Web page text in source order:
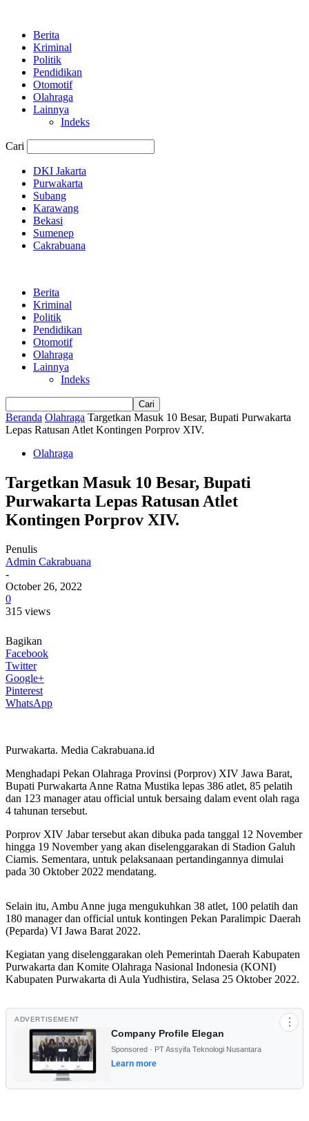
Berita
Kriminal
Politik
Pendidikan
Otomotif
Olahraga
Lainnya
Indeks
Cari
DKI Jakarta
Purwakarta
Subang
Karawang
Bekasi
Sumenep
Cakrabuana
Berita
Kriminal
Politik
Pendidikan
Otomotif
Olahraga
Lainnya
Indeks
Beranda Olahraga Targetkan Masuk 10 Besar, Bupati Purwakarta
Lepas Ratusan Atlet Kontingen Porprov XIV.
Olahraga
Targetkan Masuk 10 Besar, Bupati
Purwakarta Lepas Ratusan Atlet
Kontingen Porprov XIV.
Penulis
Admin Cakrabuana
-
October 26, 2022
0
315 views
Bagikan
Facebook
Twitter
Google+
Pinterest
WhatsApp
Purwakarta. Media Cakrabuana.id
Menghadapi Pekan Olahraga Provinsi (Porprov) XIV Jawa Barat,
Bupati Purwakarta Anne Ratna Mustika lepas 386 atlet, 85 pelatih
dan 123 manager atau official untuk bersaing dalam event olah raga
4 tahunan tersebut.
Porprov XIV Jabar tersebut akan dibuka pada tanggal 12 November
hingga 19 November yang akan diselenggarakan di Stadion Galuh
Ciamis. Sementara, untuk pelaksanaan pertandingannya dimulai
pada 30 Oktober 2022 mendatang.
Selain itu, Ambu Anne juga mengukuhkan 38 atlet, 100 pelatih dan
180 manager dan official untuk kontingen Pekan Paralimpic Daerah
(Peparda) VI Jawa Barat 2022.
Kegiatan yang diselenggarakan oleh Pemerintah Daerah Kabupaten
Purwakarta dan Komite Olahraga Nasional Indonesia (KONI)
Kabupaten Purwakarta di Aula Yudhistira, Selasa 25 Oktober 2022.
ADVERTISEMENT ⋮
Company Profile Elegan
Sponsored · PT Assyifa Teknologi Nusantara
Learn more